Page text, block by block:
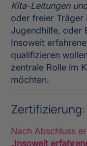
Kita-Leitungen
oder freier Träger
Jugendhilfe, oder
Insoweit
qualifizieren
zentrale Rolle im
möchten.
Zertifizierung:
Nach Abschluss
„Insoweit